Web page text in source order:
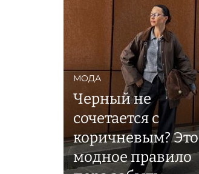
МОДА
Черный не
сочетается с
коричневым? Это
модное правило